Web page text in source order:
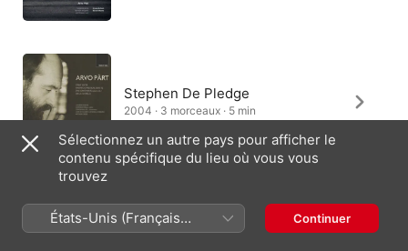
Stephen De Pledge
2004 · 3 morceaux · 5 min
Ralph van Raat
2011 · 3 morceaux · 5 min
Sélectionnez un autre pays pour afficher le
contenu spécifique du lieu où vous vous
trouvez
États-Unis (Français
France)
Continuer